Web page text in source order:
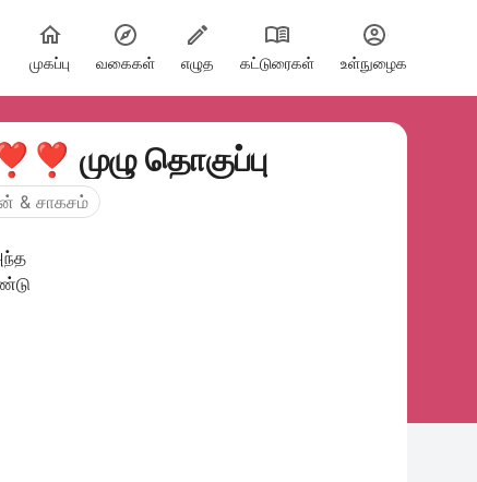
முகப்பு வகைகள் எழுத கட்டுரைகள் உள்நுழைக
முழு தொகுப்பு
& சாகசம்